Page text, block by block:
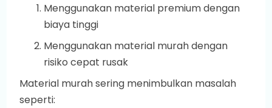
Menggunakan material premium dengan
biaya tinggi
Menggunakan material murah dengan
risiko cepat rusak
Material murah sering menimbulkan masalah
seperti: